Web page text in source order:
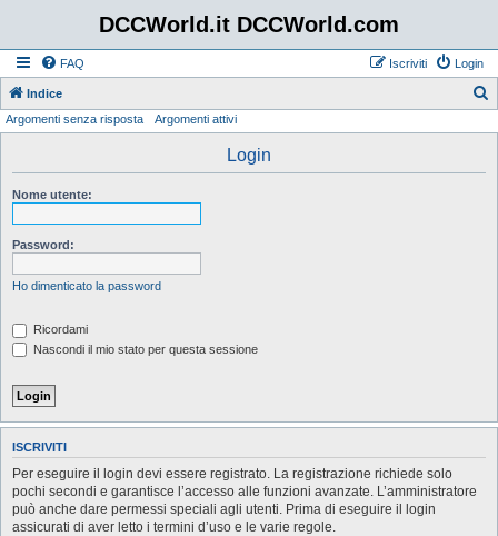
DCCWorld.it DCCWorld.com
FAQ Login
Iscriviti
Indice
Argomenti senza risposta Argomenti attivi
Login
Nome utente:
Password:
Ho dimenticato la password
Ricordami
Nascondi il mio stato per questa sessione
ISCRIVITI
Per eseguire il login devi essere registrato. La registrazione richiede solo
pochi secondi e garantisce l’accesso alle funzioni avanzate. L’amministratore
può anche dare permessi speciali agli utenti. Prima di eseguire il login
assicurati di aver letto i termini d’uso e le varie regole.